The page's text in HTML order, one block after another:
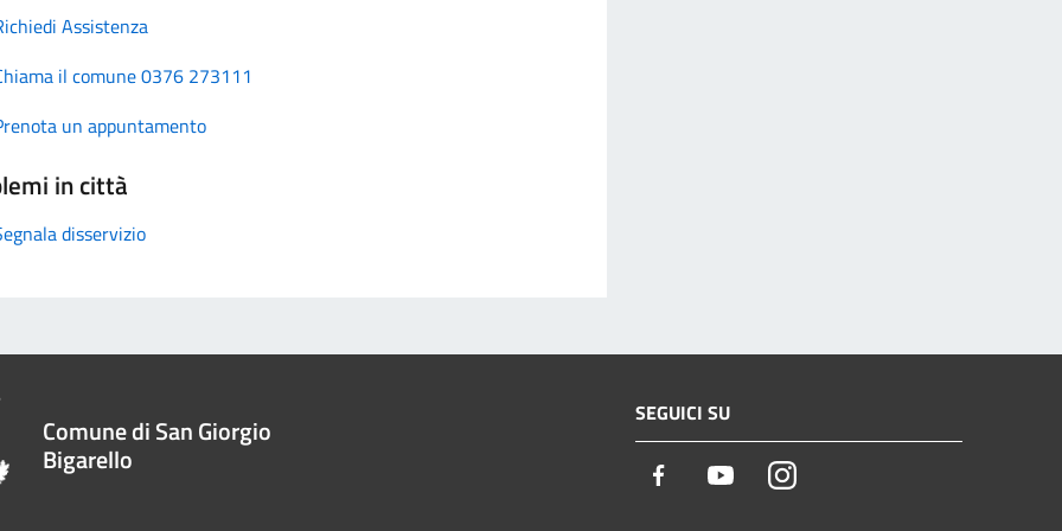
Assistenza
il comune 0376 273111
un appuntamento
in città
disservizio
Comune di San Giorgio
Bigarello
SEGUICI SU
Facebook YoutubeInstagram